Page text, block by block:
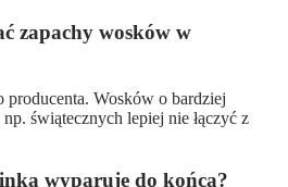
zapachy wosków w
producenta. Wosków o bardziej
np. świątecznych lepiej nie łączyć z
wyparuje do końca?